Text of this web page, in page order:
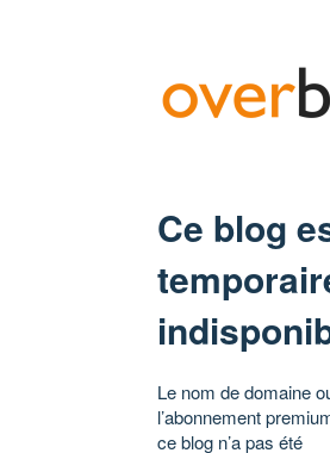
Ce blog
Le nom de domaine
l’abonnement
ce blog n’a pas été